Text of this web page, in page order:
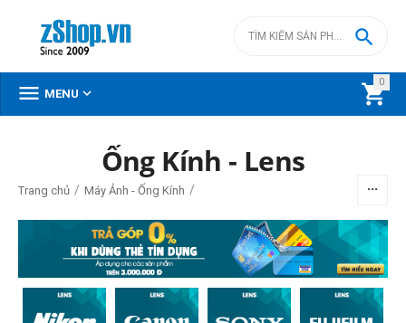
0


 MENU 
DANH MỤC SẢN PHẨM
Menu
Giá
Ống Kính - Lens
Trang chủ / Máy Ảnh - Ống Kính /